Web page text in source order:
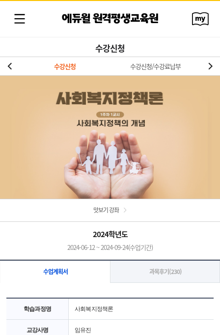
에듀윌 원격평생교육원
수강신청
수강신청 수강신청/수강료납부
맛보기 강좌
2024학년도
2024-06-12 ~ 2024-09-24(수업기간)
수업계획서 과목후기(230)
학습과정명 사회복지정책론
교강사명 임유진